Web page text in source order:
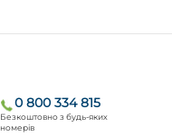
0 800 334 815
Безкоштовно з будь-яких
номерів